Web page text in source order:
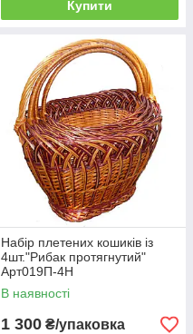
Купити
Набір плетених кошиків із
4шт."Рибак протягнутий"
Арт019П-4Н
В наявності
1 300 ₴/упаковка